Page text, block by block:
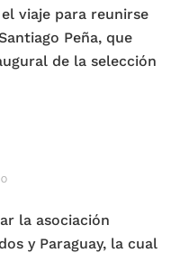
viaje para reunirse
Peña, que
de la selección
la asociación
y Paraguay, la cual